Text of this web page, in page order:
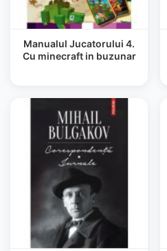
Manualul Jucatorului 4.
Cu minecraft in buzunar